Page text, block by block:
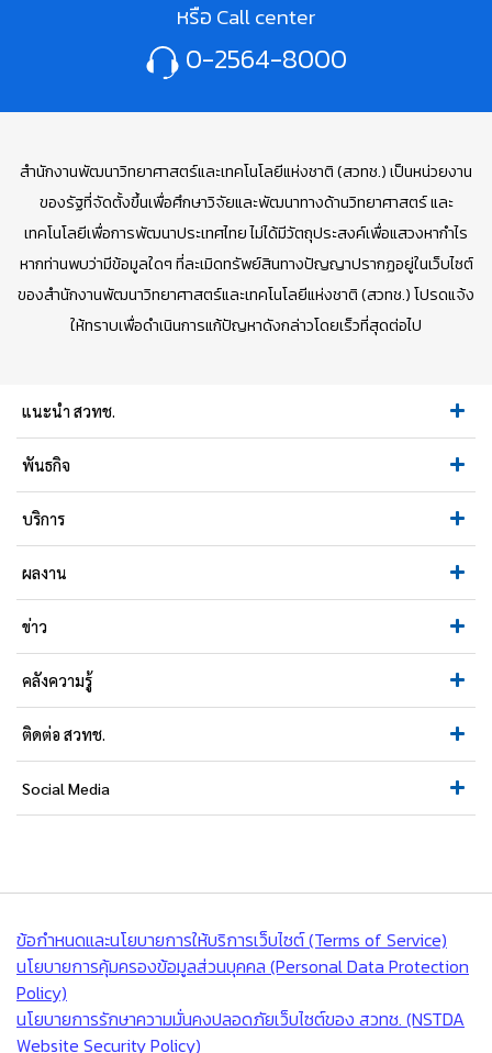
หรือ Call center
0-2564-8000
สำนักงานพัฒนาวิทยาศาสตร์และเทคโนโลยีแห่งชาติ (สวทช.) เป็นหน่วยงาน
ของรัฐที่จัดตั้งขึ้นเพื่อศึกษาวิจัยและพัฒนาทางด้านวิทยาศาสตร์ และ
เทคโนโลยีเพื่อการพัฒนาประเทศไทย ไม่ได้มีวัตถุประสงค์เพื่อแสวงหากำไร
หากท่านพบว่ามีข้อมูลใดๆ ที่ละเมิดทรัพย์สินทางปัญญาปรากฏอยู่ในเว็บไซต์
ของสำนักงานพัฒนาวิทยาศาสตร์และเทคโนโลยีแห่งชาติ (สวทช.) โปรดแจ้ง
ให้ทราบเพื่อดำเนินการแก้ปัญหาดังกล่าวโดยเร็วที่สุดต่อไป
แนะนำ สวทช.
พันธกิจ
บริการ
ผลงาน
ข่าว
คลังความรู้
ติดต่อ สวทช.
Social Media
ข้อกำหนดและนโยบายการให้บริการเว็บไซต์ (Terms of Service)
นโยบายการคุ้มครองข้อมูลส่วนบุคคล (Personal Data Protection
Policy)
นโยบายการรักษาความมั่นคงปลอดภัยเว็บไซต์ของ สวทช. (NSTDA
Website Security Policy)